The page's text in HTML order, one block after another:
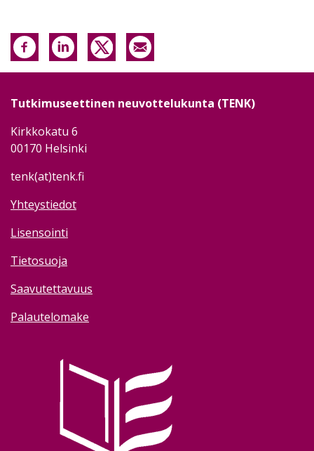
Tutkimuseettinen neuvottelukunta (TENK)
Kirkkokatu 6
00170 Helsinki
tenk(at)tenk.fi
Yhteystiedot
Lisensointi
Tietosuoja
Saavutettavuus
Palautelomake